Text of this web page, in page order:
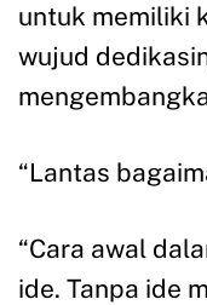
untuk memiliki
wujud
“Lantas
“Cara awal
ide. Tanpa ide